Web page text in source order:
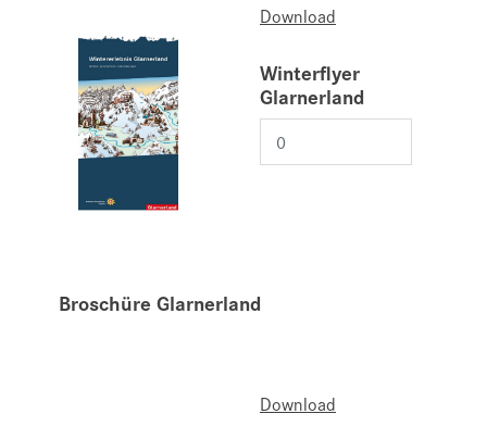
Download
Winterflyer
Glarnerland
Broschüre Glarnerland
Download